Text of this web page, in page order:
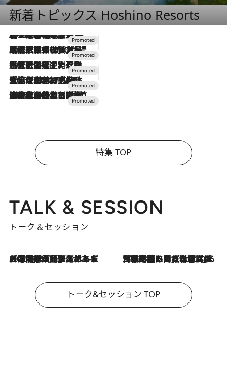
新着トピックス Hoshino Resorts
2026.8.7
【トンボの足水浴】ヒノキの香りに包まれて涼感マックス！約13℃の湧水かけ流しを避暑地「星野温泉 トンボの湯」で体験
2026.7.31
【ホテル帰省】という選択肢をOMOが提案。家族とほどよい距離を保つには「昼は実家、夜は気兼ねなくホテルで！」
2026.7.24
【夏限定ディナーコース】旬を迎える稚鮎や花ズッキーニなどをイタリア・トスカーナの郷土料理の手法で満喫！
2026.7.17
「土佐和ハーブかき氷」がOMO7高知に登場！生姜、山椒、大葉など目にも舌にも涼を呼ぶ郷土の味
2026.7.10
NEW OPEN！【界 草津】名湯の地に誕生。趣の異なる2種の温泉と上州ならではの会席・蕎麦割烹など美食を味わう究極の癒やし旅
特集 TOP
TALK & SESSION
トーク＆セッション
2026.8.3
「今後値上げがあるとすれば…」「リスクがあるのは今年の冬」エネルギー専門家が語る、ホルムズ海峡封鎖が家庭にもたらす“ある心配” 2026.8.3
「住宅建てられない…」「サーチャージ料の高値が続いている」ホルムズ海峡封鎖による影響はいつまで続く？《エネルギー専門家に聞く“どうなる日本の暮らし”》
トーク&セッション TOP